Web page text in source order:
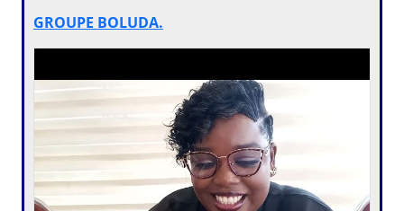
GROUPE BOLUDA.